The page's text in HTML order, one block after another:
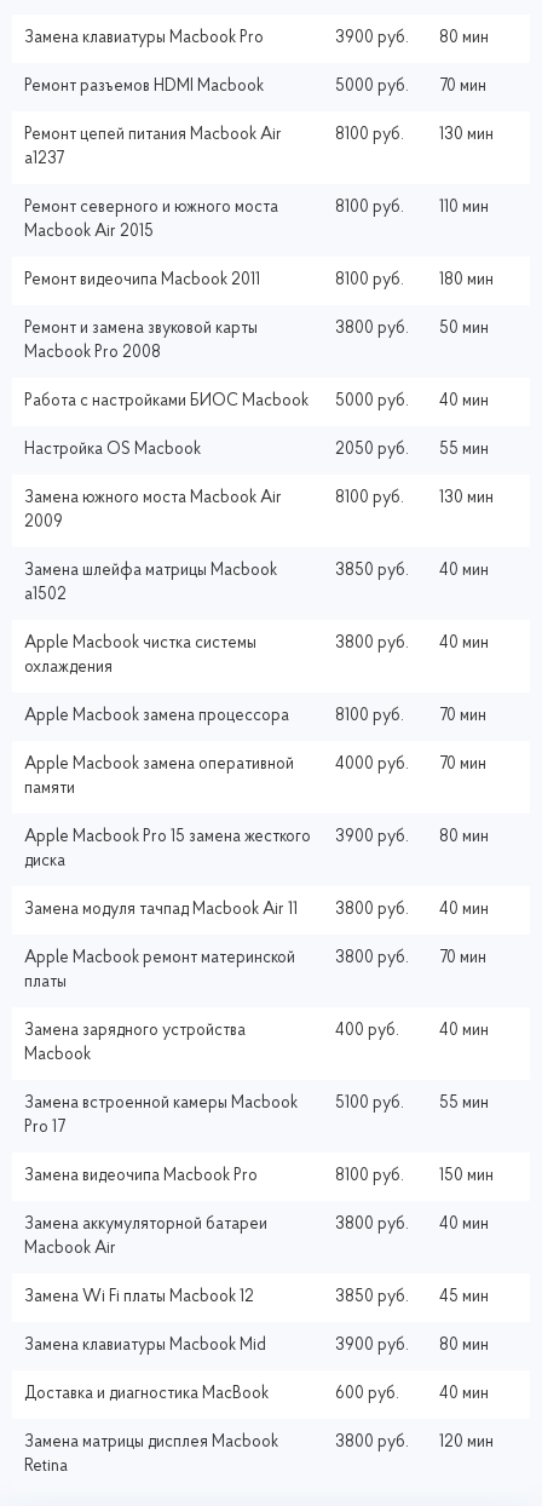
Замена клавиатуры Macbook Pro 3900 руб. 80 мин
Ремонт разъемов HDMI Macbook 5000 руб. 70 мин
Ремонт цепей питания Macbook Air
a1237
8100 руб. 130 мин
Ремонт северного и южного моста
Macbook Air 2015
8100 руб. 110 мин
Ремонт видеочипа Macbook 2011 8100 руб. 180 мин
Ремонт и замена звуковой карты
Macbook Pro 2008
3800 руб. 50 мин
Работа с настройками БИОС Macbook 5000 руб. 40 мин
Настройка ОS Macbook 2050 руб. 55 мин
Замена южного моста Macbook Air
2009
8100 руб. 130 мин
Замена шлейфа матрицы Macbook
a1502
3850 руб. 40 мин
Apple Macbook чистка системы
охлаждения
3800 руб. 40 мин
Apple Macbook замена процессора 8100 руб. 70 мин
Apple Macbook замена оперативной
памяти
4000 руб. 70 мин
Apple Macbook Pro 15 замена жесткого
диска
3900 руб. 80 мин
Замена модуля тачпад Macbook Air 11 3800 руб. 40 мин
Apple Macbook ремонт материнской
платы
3800 руб. 70 мин
Замена зарядного устройства
Macbook
400 руб. 40 мин
Замена встроенной камеры Macbook
Pro 17
5100 руб. 55 мин
Замена видеочипа Macbook Pro 8100 руб. 150 мин
Замена аккумуляторной батареи
Macbook Air
3800 руб. 40 мин
Замена Wi Fi платы Macbook 12 3850 руб. 45 мин
Замена клавиатуры Macbook Mid 3900 руб. 80 мин
Доставка и диагностика MacBook 600 руб. 40 мин
Замена матрицы дисплея Macbook
Retina
3800 руб. 120 мин